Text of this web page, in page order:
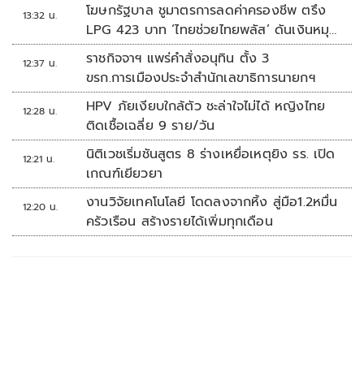
13:32 น.
โฆษกรัฐบาล ชูมาตรการลดค่าครองชีพ ตรึง
LPG 423 บาท ‘ไทยช่วยไทยพลัส’ ดันเงินหมุน
แสนล้าน
12:37 น.
ราชกิจจาฯ แพร่คำสั่งอนุทิน ตั้ง 3
ขรก.การเมืองประจำสำนักเลขาธิการนายกฯ
12:28 น.
HPV ภัยเงียบใกล้ตัว ชะล่าใจไม่ได้ หญิงไทย
ติดเชื้อเฉลี่ย 9 ราย/วัน
12:21 น.
นิติเวชเริ่มชันสูตร 8 ร่างเหยื่อเหตุยิง รร. เปิด
เกณฑ์เยียวยา
12:20 น.
งานวิจัยเทคโนโลยี โดดลงจากหิ้ง สู่มือ1.2หมื่น
ครัวเรือน สร้างรายได้เพิ่มทุกเดือน